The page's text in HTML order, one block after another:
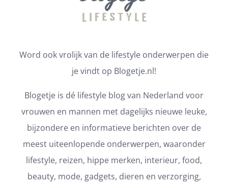
Word ook vrolijk van de lifestyle onderwerpen die
je vindt op Blogetje.nl!
Blogetje is dé lifestyle blog van Nederland voor
vrouwen en mannen met dagelijks nieuwe leuke,
bijzondere en informatieve berichten over de
meest uiteenlopende onderwerpen, waaronder
lifestyle, reizen, hippe merken, interieur, food,
beauty, mode, gadgets, dieren en verzorging,